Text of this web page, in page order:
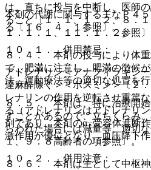
本剤の代謝に関与する主なＰ４
る〔１６．４．１参照〕。
１０．１． 併用禁忌：
アドレナリン＜アナフィラキシ
達麻酔除く＞＜ボスミン＞〔２
レナリンの作用を逆転させ重篤
る（アドレナリンはアドレナリ
剤であり、本剤のα−受容体遮断
激作用が優位となり、血圧降下
１０．２． 併用注意：
は、直ちに投与を中断し、医師
ること〔１．１、１．２、８．
１．１．１、１１．１．２参照〕
８．４． 本剤の投与により体
で、肥満に注意し、肥満の徴候
法、運動療法等の適切な処置を行
８．５． 本剤は、特に治療開
すことがあるので、立ちくらみ
らわれた場合には減量等、適切
１、９．８高齢者の項参照〕。
８．６． 本剤は主として中枢